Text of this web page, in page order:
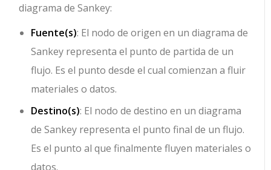
diagrama de Sankey:
Fuente(s): El nodo de origen en un diagrama de
Sankey representa el punto de partida de un
flujo. Es el punto desde el cual comienzan a fluir
materiales o datos.
Destino(s): El nodo de destino en un diagrama
de Sankey representa el punto final de un flujo.
Es el punto al que finalmente fluyen materiales o
datos.